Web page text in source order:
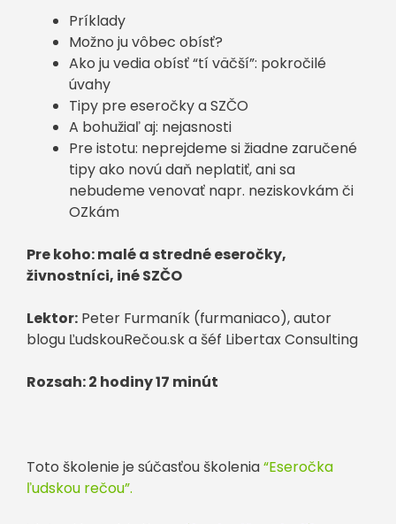
Príklady
Možno ju vôbec obísť?
Ako ju vedia obísť “tí väčší”: pokročilé
úvahy
Tipy pre eseročky a SZČO
A bohužiaľ aj: nejasnosti
Pre istotu: neprejdeme si žiadne zaručené
tipy ako novú daň neplatiť, ani sa
nebudeme venovať napr. neziskovkám či
OZkám
Pre koho: malé a stredné eseročky,
živnostníci, iné SZČO
Lektor: Peter Furmaník (furmaniaco), autor
blogu ĽudskouRečou.sk a šéf Libertax Consulting
Rozsah: 2 hodiny 17 minút
Toto školenie je súčasťou školenia“Eseročka
ľudskou rečou”.